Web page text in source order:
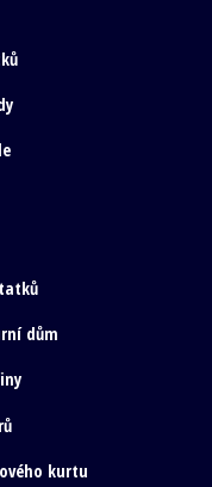
dům
kurtu